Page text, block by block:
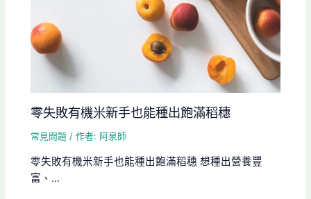
零失敗有機米新手也能種出飽滿稻穗
常見問題 / 作者: 阿泉師
零失敗有機米新手也能種出飽滿稻穗 想種出營養豐
富、...